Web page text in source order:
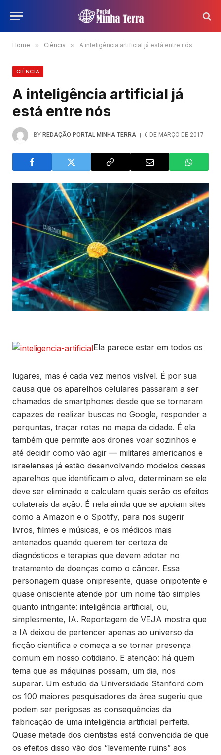
Home » Ciência » A inteligência artificial já está entre nós
CIÊNCIA
A inteligência artificial já
está entre nós
BY REDAÇÃO PORTAL MINHA TERRA 6 DE MARÇO DE 2017
Ela parece estar em todos os
lugares, mas é cada vez menos visível. É por sua
causa que os aparelhos celulares passaram a ser
chamados de smartphones desde que se tornaram
capazes de realizar buscas no Google, responder a
perguntas, traçar rotas no mapa da cidade. É ela
também que permite aos drones voar sozinhos e
até decidir como vão agir — militares americanos e
israelenses já estão desenvolvendo modelos desses
aparelhos que identificam o alvo, determinam se ele
deve ser eliminado e calculam quais serão os efeitos
colaterais da ação. É nela ainda que se apoiam sites
como a Amazon e o Spotify, para nos sugerir
livros, filmes e músicas, e os médicos mais
antenados quando querem ter certeza de
diagnósticos e terapias que devem adotar no
tratamento de doenças como o câncer. Essa
personagem quase onipresente, quase onipotente e
quase onisciente atende por um nome tão simples
quanto intrigante: inteligência artificial, ou,
simplesmente, IA. Reportagem de VEJA mostra que
a IA deixou de pertencer apenas ao universo da
ficção científica e começa a se tornar presença
comum em nosso cotidiano. E atenção: há quem
tema que as máquinas possam, um dia, nos
superar. Um estudo da Universidade Stanford com
os 100 maiores pesquisadores da área sugeriu que
podem ser perigosas as consequências da
fabricação de uma inteligência artificial perfeita.
Quase metade dos cientistas está convencida de que
os efeitos disso vão dos “levemente ruins” aos